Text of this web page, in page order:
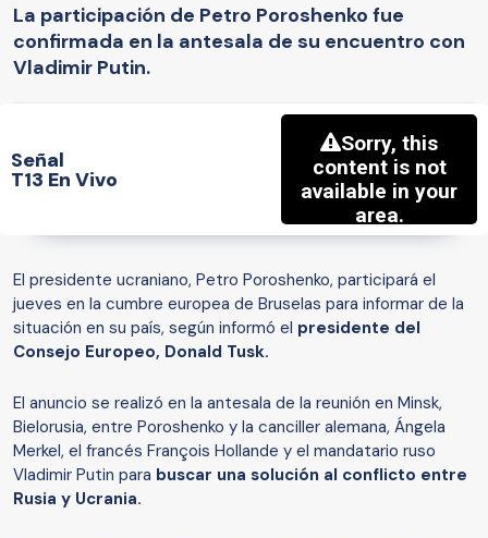
La participación de Petro Poroshenko fue
confirmada en la antesala de su encuentro con
Vladimir Putin.
Señal
T13 En Vivo
El presidente ucraniano, Petro Poroshenko, participará el
jueves en la cumbre europea de Bruselas para informar de la
situación en su país, según informó el presidente del
Consejo Europeo, Donald Tusk.
El anuncio se realizó en la antesala de la reunión en Minsk,
Bielorusia, entre Poroshenko y la canciller alemana, Ángela
Merkel, el francés François Hollande y el mandatario ruso
Vladimir Putin para buscar una solución al conflicto entre
Rusia y Ucrania.